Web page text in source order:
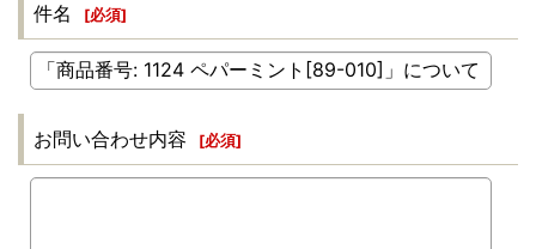
件名 [必須]
お問い合わせ内容 [必須]